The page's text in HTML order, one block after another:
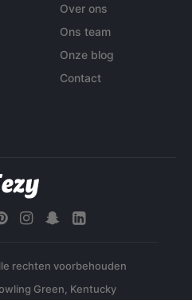
Over ons
Ons team
Onze blog
Contact
rechten voorbehouden